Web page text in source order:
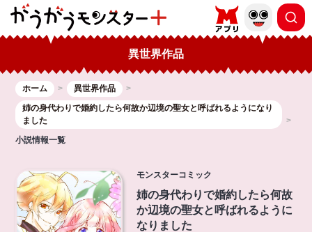
異世界作品
ホーム
異世界作品
姉の身代わりで婚約したら何故か辺境の聖女と呼ばれるようになり
ました
小説情報一覧
モンスターコミック
姉の身代わりで婚約したら何故
か辺境の聖女と呼ばれるように
なりました